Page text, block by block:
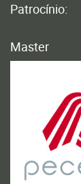
Patrocínio:
Master